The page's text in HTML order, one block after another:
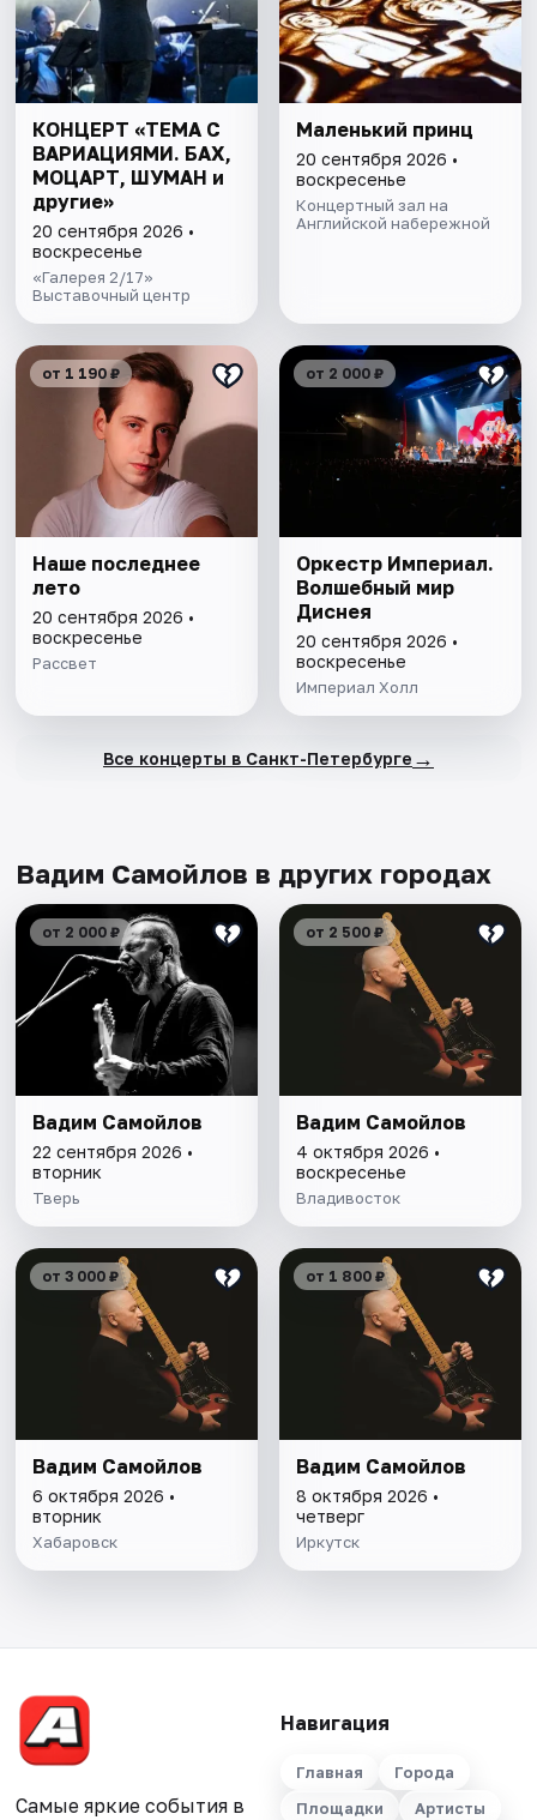
КОНЦЕРТ «ТЕМА С
ВАРИАЦИЯМИ. БАХ,
МОЦАРТ, ШУМАН и
другие»
20 сентября 2026 •
воскресенье
«Галерея 2/17»
Выставочный центр
Маленький принц
20 сентября 2026 •
воскресенье
Концертный зал на
Английской набережной
от 1 190 ₽
Наше последнее
лето
20 сентября 2026 •
воскресенье
Рассвет
от 2 000 ₽
Оркестр Империал.
Волшебный мир
Диснея
20 сентября 2026 •
воскресенье
Империал Холл
Все концерты в Санкт-Петербурге →
Вадим Самойлов в других городах
от 2 000 ₽
Вадим Самойлов
22 сентября 2026 •
вторник
Тверь
от 2 500 ₽
Вадим Самойлов
4 октября 2026 •
воскресенье
Владивосток
от 3 000 ₽
Вадим Самойлов
6 октября 2026 •
вторник
Хабаровск
от 1 800 ₽
Вадим Самойлов
8 октября 2026 •
четверг
Иркутск
Самые яркие события в
Навигация
Главная
Города
Площадки
Артисты